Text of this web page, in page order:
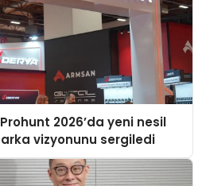
2026’da yeni nesil
vizyonunu sergiledi